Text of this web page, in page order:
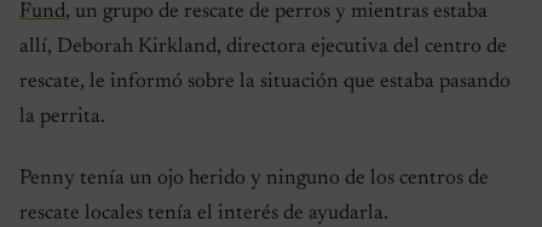
Fund, un grupo de rescate de perros y mientras estaba
allí, Deborah Kirkland, directora ejecutiva del centro de
rescate, le informó sobre la situación que estaba pasando
la perrita.
Penny tenía un ojo herido y ninguno de los centros de
rescate locales tenía el interés de ayudarla.